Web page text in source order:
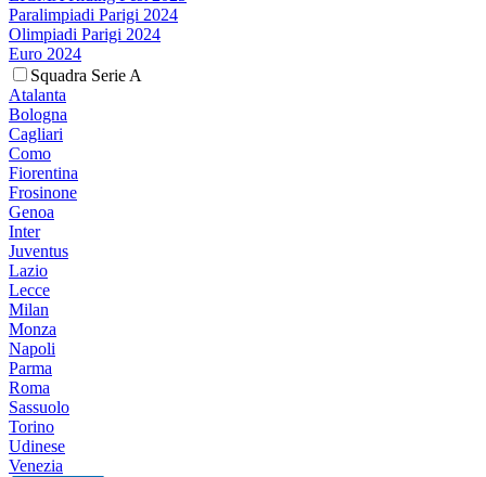
Paralimpiadi Parigi 2024
Olimpiadi Parigi 2024
Euro 2024
Squadra Serie A
Atalanta
Bologna
Cagliari
Como
Fiorentina
Frosinone
Genoa
Inter
Juventus
Lazio
Lecce
Milan
Monza
Napoli
Parma
Roma
Sassuolo
Torino
Udinese
Venezia